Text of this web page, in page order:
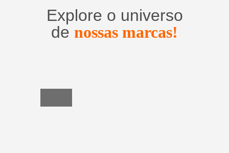
Explore o universo
de nossas marcas!